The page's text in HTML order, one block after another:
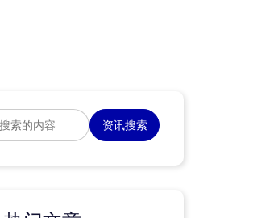
资讯搜索